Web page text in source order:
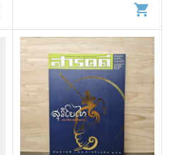
shopping_cart